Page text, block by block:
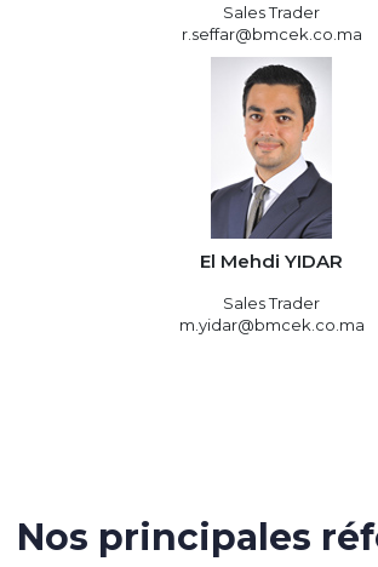
Sales Trader
r.seffar@bmcek.co.ma
El Mehdi YIDAR
Sales Trader
m.yidar@bmcek.co.ma
Nos principales